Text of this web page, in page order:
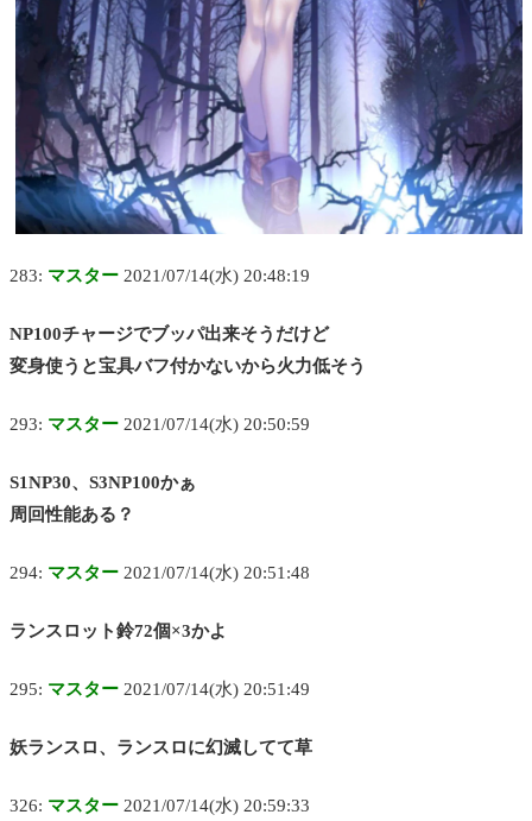
283: マスター 2021/07/14(水) 20:48:19
NP100チャージでブッパ出来そうだけど
変身使うと宝具バフ付かないから火力低そう
293: マスター 2021/07/14(水) 20:50:59
S1NP30、S3NP100かぁ
周回性能ある？
294: マスター 2021/07/14(水) 20:51:48
ランスロット鈴72個×3かよ
295: マスター 2021/07/14(水) 20:51:49
妖ランスロ、ランスロに幻滅してて草
326: マスター 2021/07/14(水) 20:59:33